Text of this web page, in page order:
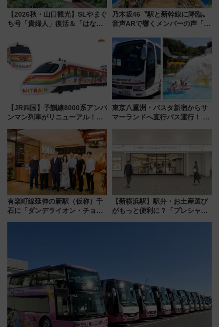
【2026秋・山口観光】SLやまぐ
ち号「貴婦人」復活＆「はなあ
注目観光列車まとめ きっぷの取
り方は？
乃木坂46〝駅と新幹線に降臨〟
音声ARで響くメンバーの声「真
【JR四国】予讃線8000系アンパ
ンマン列車がリニューアル！内
今年12月
東京八重洲・バスタ新宿からサ
マーランドへ直行バス運行！ お
有楽町線延伸の新駅（仮称）千
石に「ダンデライオン・チョコ
【新横浜駅】駅弁・お土産選び
がもっと便利に？「プレシャス